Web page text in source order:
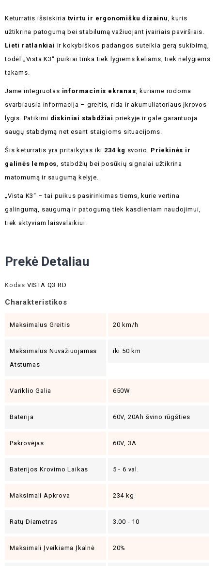
Keturratis išsiskiria tvirtu ir ergonomišku dizainu
, kuris
užtikrina patogumą bei stabilumą važiuojant įvairiais paviršiais.
Lieti ratlankiai ir kokybiškos padangos suteikia gerą sukibimą,
todėl „Vista K3“ puikiai tinka tiek lygiems keliams, tiek nelygiems
takams.
Jame integruotas informacinis ekranas , kuriame rodoma
svarbiausia informacija – greitis, rida ir akumuliatoriaus įkrovos
lygis. Patikimi diskiniai stabdžiai priekyje ir gale garantuoja
saugų stabdymą net esant staigioms situacijoms.
Šis keturratis yra pritaikytas iki 234 kg svorio. Priekinės ir
galinės lempos , stabdžių bei posūkių signalai užtikrina
matomumą ir saugumą kelyje.
„Vista K3“ – tai puikus pasirinkimas tiems, kurie vertina
galingumą, saugumą ir patogumą tiek kasdieniam naudojimui,
tiek aktyviam laisvalaikiui.
Prekė Detaliau
Kodas VISTA Q3 RD
Charakteristikos
Maksimalus Greitis 20 km/h
Maksimalus Nuvažiuojamas
Atstumas
iki 50 km
Variklio Galia 650W
Baterija 60V, 20Ah švino rūgšties
Pakrovėjas 60V, 3A
Baterijos Krovimo Laikas 5 - 6 val.
Maksimali Apkrova 234 kg
Ratų Diametras 3.00 - 10
Maksimali Įveikiama Įkalnė 20%